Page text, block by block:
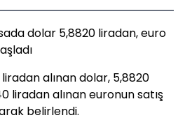
dolar 5,8820 liradan, euro
alınan dolar, 5,8820
liradan alınan euronun satış
belirlendi.